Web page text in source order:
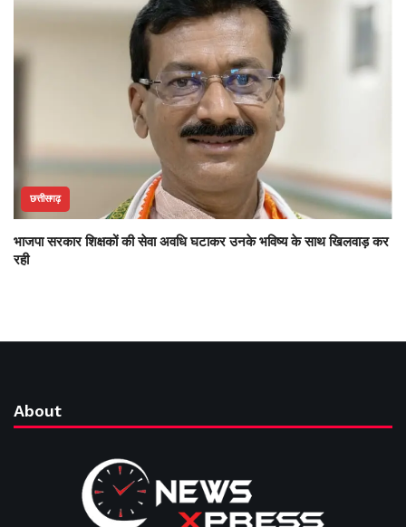
छत्तीसगढ़
भाजपा सरकार शिक्षकों की सेवा अवधि घटाकर उनके भविष्य के साथ खिलवाड़ कर
रही
About